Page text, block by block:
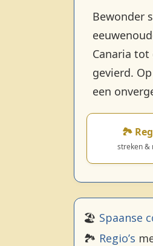
Bewonder
Canaria
gevierd.
een
🏞️
streken &
🏖️ Spaanse
🏞️ Regio’s